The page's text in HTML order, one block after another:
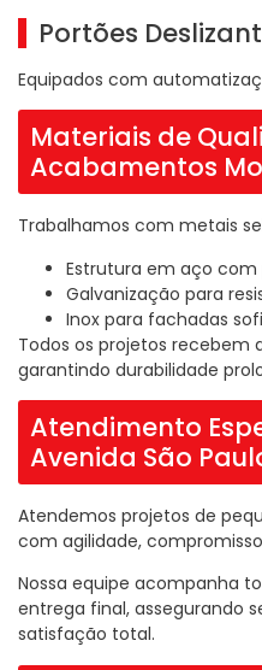
Portões
Equipados com
Materiais de
Acabamentos
Trabalhamos com metais
Estrutura em aço
Galvanização para
Inox para fachadas
Todos os projetos recebem
garantindo durabilidade
Atendimento
Avenida São
Atendemos projetos de
com agilidade,
Nossa equipe acompanha
entrega final, assegurando
satisfação total.